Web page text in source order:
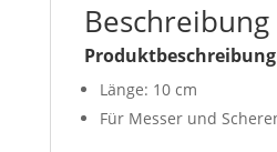
Beschreibung
Produktbeschreibung
Länge: 10 cm
Für Messer und